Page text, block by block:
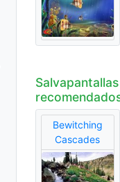
Salvapantallas
Bewitching
Cascades